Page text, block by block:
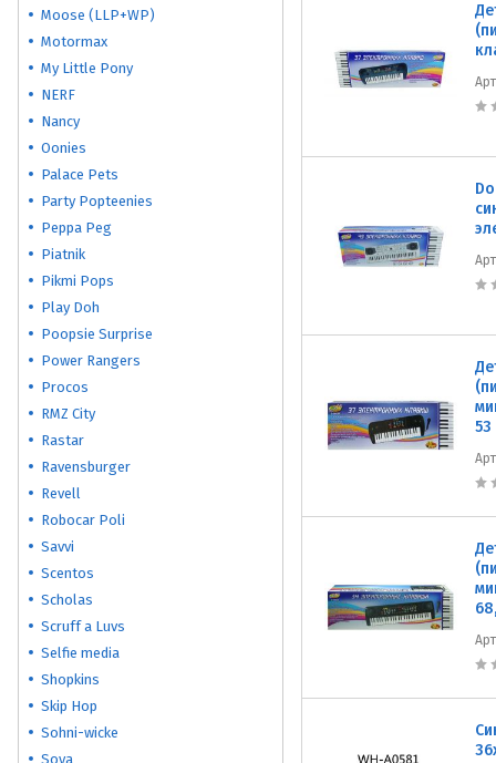
Moose (LLP+WP)
Motormax
My Little Pony
NERF
Nancy
Oonies
Palace Pets
Party Popteenies
Peppa Peg
Piatnik
Pikmi Pops
Play Doh
Poopsie Surprise
Power Rangers
Procos
RMZ City
Rastar
Ravensburger
Revell
Robocar Poli
Savvi
Scentos
Scholas
Scruff a Luvs
Selfie media
Shopkins
Skip Hop
Sohni-wicke
Soya
53